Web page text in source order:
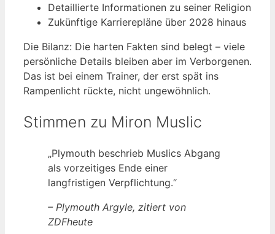
Detaillierte Informationen zu seiner Religion
Zukünftige Karrierepläne über 2028 hinaus
Die Bilanz: Die harten Fakten sind belegt – viele
persönliche Details bleiben aber im Verborgenen.
Das ist bei einem Trainer, der erst spät ins
Rampenlicht rückte, nicht ungewöhnlich.
Stimmen zu Miron Muslic
„Plymouth beschrieb Muslics Abgang
als vorzeitiges Ende einer
langfristigen Verpflichtung.“
– Plymouth Argyle, zitiert von
ZDFheute